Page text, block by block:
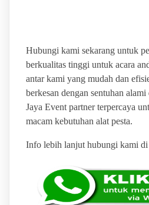
Hubungi kami sekarang untuk
berkualitas tinggi untuk acara
antar kami yang mudah dan
berkesan dengan sentuhan
Jaya Event partner terpercaya
macam kebutuhan alat pesta.
Info lebih lanjut hubungi kami di